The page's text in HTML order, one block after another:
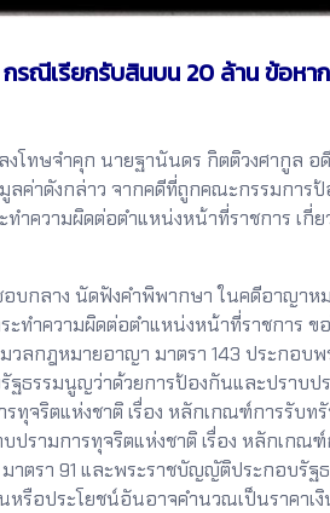
เรียกรับสินบน 20 ล้าน ข้อหา
จำคุก นายฐานันดร กิตติวงศากูล อ
าดังกล่าว จากคดีที่ถูกคณะกรรมการ
ความผิดต่อตำแหน่งหน้าที่ราชการ เกี่ย
ลาง นัดฟังคำพิพากษา ในคดีอาญาหม
ทำความผิดต่อตำแหน่งหน้าที่ราชการ
มวลกฎหมายอาญา มาตรา 143 ประกอ
รรมนูญว่าด้วยการป้องกันและปราบปร
ทุจริตแห่งชาติ เรื่อง หลักเกณฑ์การรับ
รามการทุจริตแห่งชาติ เรื่อง หลักเก
าตรา 91 และพระราชบัญญัติประกอบรั
รือประโยชน์อันอาจคำนวณเป็นราคาเงิ